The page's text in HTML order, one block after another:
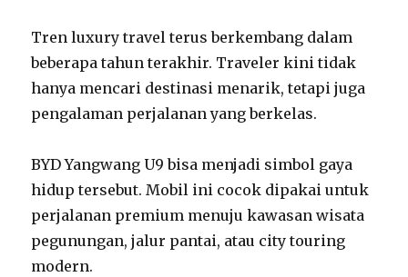
Tren luxury travel terus berkembang dalam
beberapa tahun terakhir. Traveler kini tidak
hanya mencari destinasi menarik, tetapi juga
pengalaman perjalanan yang berkelas.
BYD Yangwang U9 bisa menjadi simbol gaya
hidup tersebut. Mobil ini cocok dipakai untuk
perjalanan premium menuju kawasan wisata
pegunungan, jalur pantai, atau city touring
modern.